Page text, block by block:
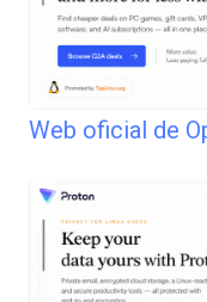
Web oficial de